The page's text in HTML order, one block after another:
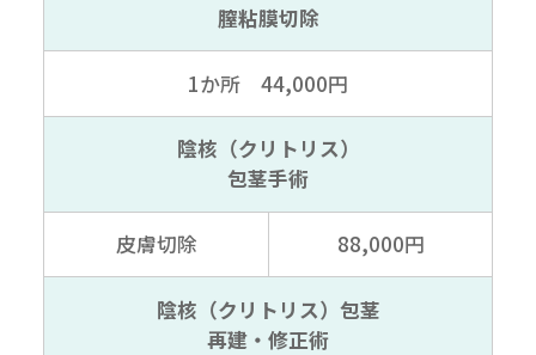
膣粘膜切除
1か所 44,000円
陰核（クリトリス）
包茎手術
皮膚切除 88,000円
陰核（クリトリス）包茎
再建・修正術